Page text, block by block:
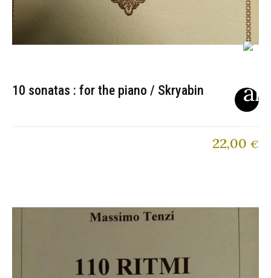
10 sonatas : for the piano / Skryabin
22,00 €